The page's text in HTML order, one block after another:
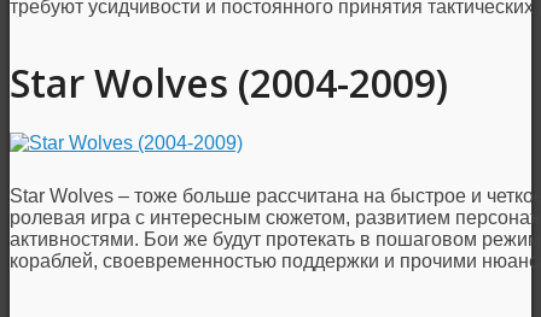
требуют усидчивости и постоянного принятия
Star Wolves (2004-2009)
Star Wolves – тоже больше рассчитана на быстрое и
ролевая игра с интересным сюжетом, развитием
активностями. Бои же будут протекать в пошаговом
кораблей, своевременностью поддержки и прочими